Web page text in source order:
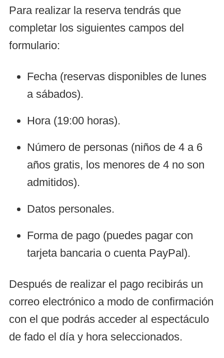
Para realizar la reserva tendrás que
completar los siguientes campos del
formulario:
Fecha (reservas disponibles de lunes
a sábados).
Hora (19:00 horas).
Número de personas (niños de 4 a 6
años gratis, los menores de 4 no son
admitidos).
Datos personales.
Forma de pago (puedes pagar con
tarjeta bancaria o cuenta PayPal).
Después de realizar el pago recibirás un
correo electrónico a modo de confirmación
con el que podrás acceder al espectáculo
de fado el día y hora seleccionados.